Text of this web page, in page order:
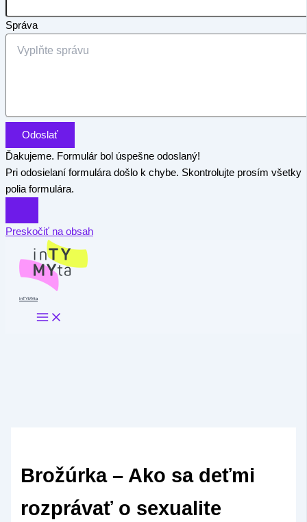
Správa
Odoslať
Ďakujeme. Formulár bol úspešne odoslaný!
Pri odosielaní formulára došlo k chybe. Skontrolujte prosím všetky
polia formulára.
Preskočiť na obsah
InTYMYta
Brožúrka – Ako sa deťmi
rozprávať o sexualite